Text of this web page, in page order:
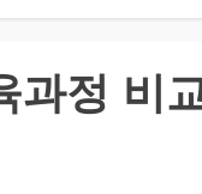
과정 비